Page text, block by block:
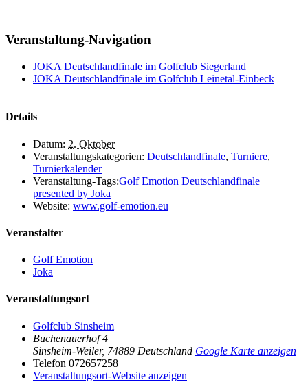
Veranstaltung-Navigation
JOKA Deutschlandfinale im Golfclub Siegerland
JOKA Deutschlandfinale im Golfclub Leinetal-Einbeck
Details
Datum: 2. Oktober
Veranstaltungskategorien: Deutschlandfinale, Turniere,
Turnierkalender
Veranstaltung-Tags:Golf Emotion Deutschlandfinale
presented by Joka
Website: www.golf-emotion.eu
Veranstalter
Golf Emotion
Joka
Veranstaltungsort
Golfclub Sinsheim
Buchenauerhof 4
Sinsheim-Weiler, 74889 Deutschland Google Karte anzeigen
Telefon 072657258
Veranstaltungsort-Website anzeigen